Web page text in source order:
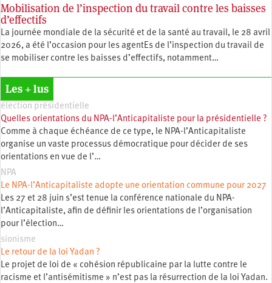
Mobilisation de l’inspection du travail contre les baisses
d’effectifs
La journée mondiale de la sécurité et de la santé au travail, le 28 avril
2026, a été l’occasion pour les agentEs de l’inspection du travail de
se mobiliser contre les baisses d’effectifs, notamment…
Les + lus
élection présidentielle
Quelles orientations du NPA-l’Anticapitaliste pour la présidentielle ?
Comme à chaque échéance de ce type, le NPA-l’Anticapitaliste
organise un vaste processus démocratique pour décider de ses
orientations en vue de l’…
NPA
Le NPA-l’Anticapitaliste adopte une orientation commune pour 2027
Les 27 et 28 juin s’est tenue la conférence nationale du NPA-
l’Anticapitaliste, afin de définir les orientations de l’organisation
pour l’élection…
sionisme
Le retour de la loi Yadan ?
Le projet de loi de « cohésion républicaine par la lutte contre le
racisme et l’antisémitisme » n’est pas la résurrection de la loi Yadan.